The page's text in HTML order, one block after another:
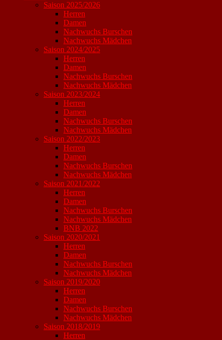
Saison 2025/2026
Herren
Damen
Nachwuchs Burschen
Nachwuchs Mädchen
Saison 2024/2025
Herren
Damen
Nachwuchs Burschen
Nachwuchs Mädchen
Saison 2023/2024
Herren
Damen
Nachwuchs Burschen
Nachwuchs Mädchen
Saison 2022/2023
Herren
Damen
Nachwuchs Burschen
Nachwuchs Mädchen
Saison 2021/2022
Herren
Damen
Nachwuchs Burschen
Nachwuchs Mädchen
BNB 2022
Saison 2020/2021
Herren
Damen
Nachwuchs Burschen
Nachwuchs Mädchen
Saison 2019/2020
Herren
Damen
Nachwuchs Burschen
Nachwuchs Mädchen
Saison 2018/2019
Herren